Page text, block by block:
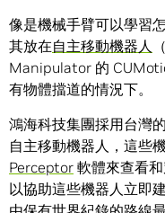
像是機械手臂可以學習
其放在自主移動機器人
Manipulator 的
有物體擋道的情況下。
鴻海科技集團採用台灣
自主移動機器人，這些
Perceptor 軟體來查看
以協助這些機器人立即